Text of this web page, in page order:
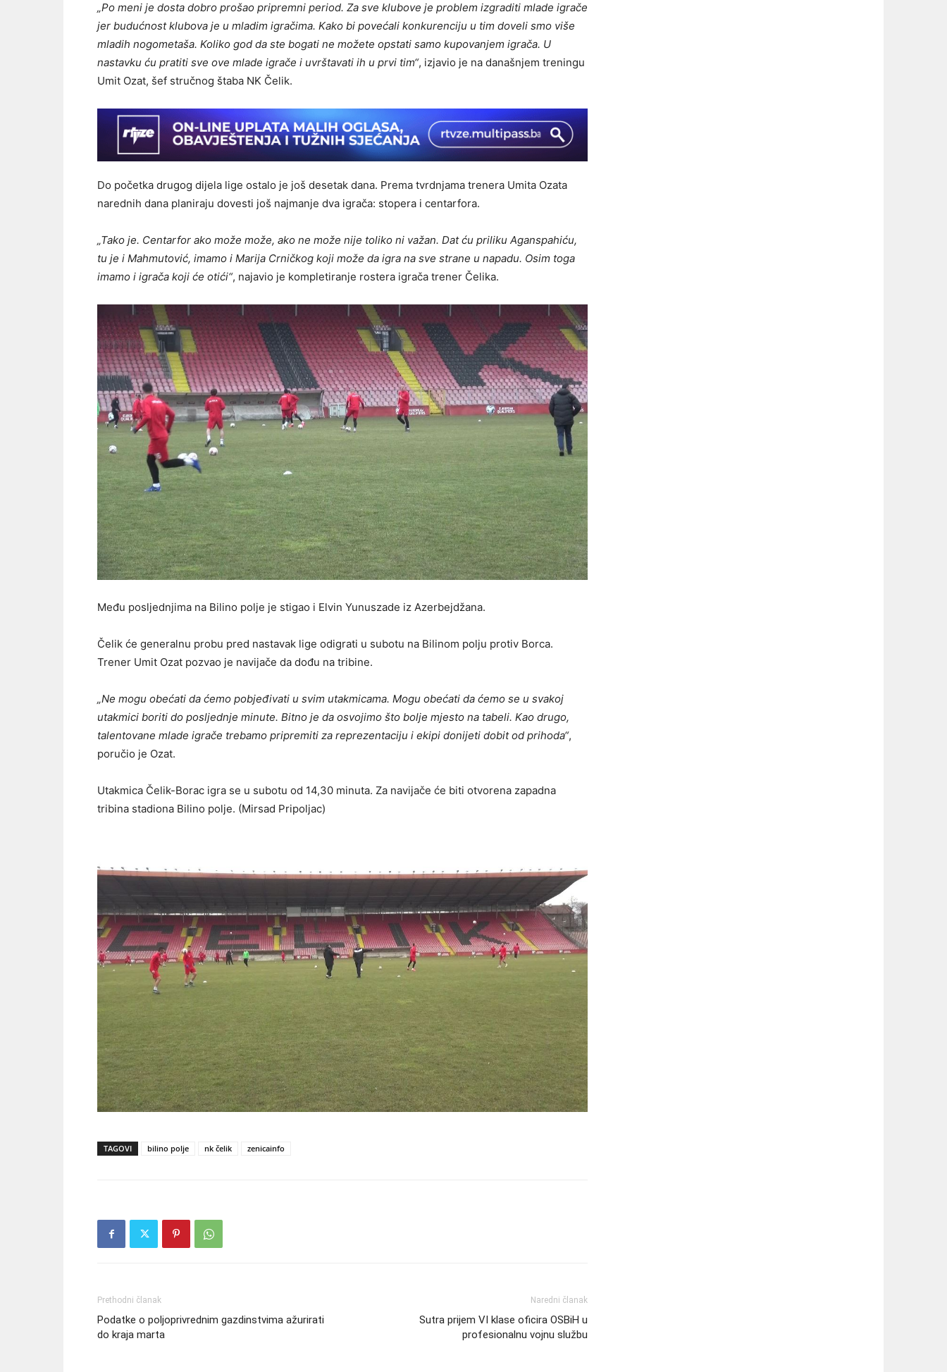
„Po meni je dosta dobro prošao pripremni period. Za sve klubove je problem izgraditi mlade igrače
jer budućnost klubova je u mladim igračima. Kako bi povećali konkurenciju u tim doveli smo više
mladih nogometaša. Koliko god da ste bogati ne možete opstati samo kupovanjem igrača. U
nastavku ću pratiti sve ove mlade igrače i uvrštavati ih u prvi tim“, izjavio je na današnjem treningu
Umit Ozat, šef stručnog štaba NK Čelik.
Do početka drugog dijela lige ostalo je još desetak dana. Prema tvrdnjama trenera Umita Ozata
narednih dana planiraju dovesti još najmanje dva igrača: stopera i centarfora.
„Tako je. Centarfor ako može može, ako ne može nije toliko ni važan. Dat ću priliku Aganspahiću,
tu je i Mahmutović, imamo i Marija Crničkog koji može da igra na sve strane u napadu. Osim toga
imamo i igrača koji će otići“, najavio je kompletiranje rostera igrača trener Čelika.
Među posljednjima na Bilino polje je stigao i Elvin Yunuszade iz Azerbejdžana.
Čelik će generalnu probu pred nastavak lige odigrati u subotu na Bilinom polju protiv Borca.
Trener Umit Ozat pozvao je navijače da dođu na tribine.
„Ne mogu obećati da ćemo pobjeđivati u svim utakmicama. Mogu obećati da ćemo se u svakoj
utakmici boriti do posljednje minute. Bitno je da osvojimo što bolje mjesto na tabeli. Kao drugo,
talentovane mlade igrače trebamo pripremiti za reprezentaciju i ekipi donijeti dobit od prihoda“,
poručio je Ozat.
Utakmica Čelik-Borac igra se u subotu od 14,30 minuta. Za navijače će biti otvorena zapadna
tribina stadiona Bilino polje. (Mirsad Pripoljac)
TAGOVI bilino polje nk čelik zenicainfo
Prethodni članak
Podatke o poljoprivrednim gazdinstvima ažurirati
do kraja marta
Naredni članak
Sutra prijem VI klase oficira OSBiH u
profesionalnu vojnu službu